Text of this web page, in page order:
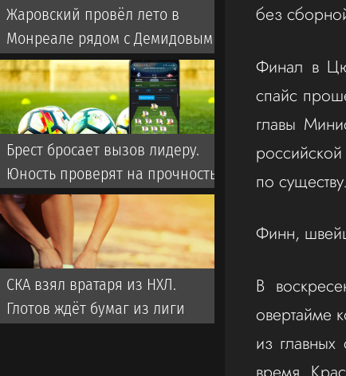
без
Финал в
спайс
главы
по существу.
Финн,
В
овертайме
из
Жаровский провёл лето в
Монреале рядом с Демидовым
Брест бросает вызов лидеру.
Юность проверят на прочность
СКА взял вратаря из НХЛ.
Глотов ждёт бумаг из лиги